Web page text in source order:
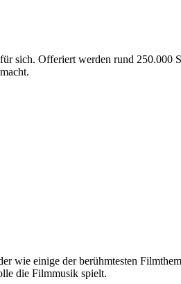
sich. Offeriert werden rund
wie einige der berühmtesten
die Filmmusik spielt.